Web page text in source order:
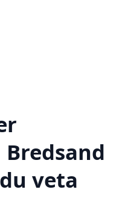
veta